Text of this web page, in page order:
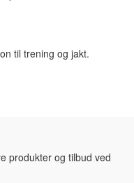
til trening og jakt.
produkter og tilbud ved